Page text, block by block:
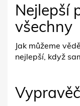
Nejlepší
všechny
Jak můžeme
nejlepší, když
Vypravěč